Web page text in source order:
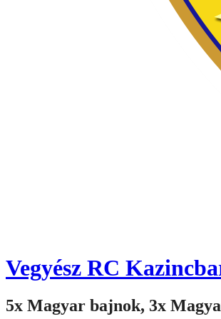
Vegyész RC
5x Magyar bajnok, 3x